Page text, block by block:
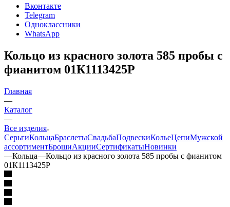
Вконтакте
Telegram
Одноклассники
WhatsApp
Кольцо из красного золота 585 пробы с
фианитом 01К1113425Р
Главная
—
Каталог
—
Все изделия
СерьгиКольцаБраслетыСвадьбаПодвескиКольеЦепиМужской
ассортиментБрошиАкцииСертификатыНовинки
—Кольца—Кольцо из красного золота 585 пробы с фианитом
01К1113425Р